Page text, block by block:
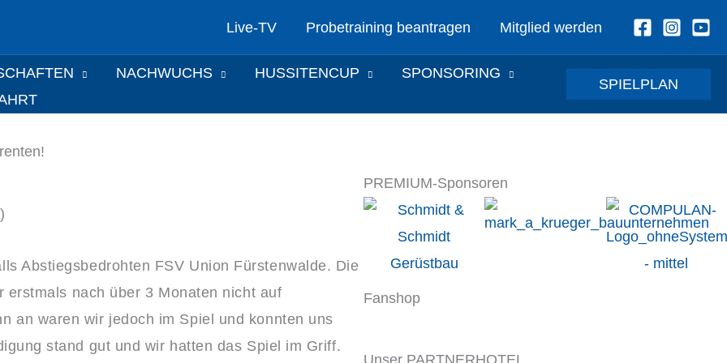
Live-TV Probetraining beantragen Mitglied werden
NACHWUCHS HUSSITENCUP
SPONSORING
SPIELPLAN
Abstiegsbedrohten FSV Union Fürstenwalde. Die
nach über 3 Monaten nicht auf
an waren wir jedoch im Spiel und konnten uns
stand gut und wir hatten das Spiel im Griff.
PREMIUM-Sponsoren
Fanshop
Unser PARTNERHOTEL